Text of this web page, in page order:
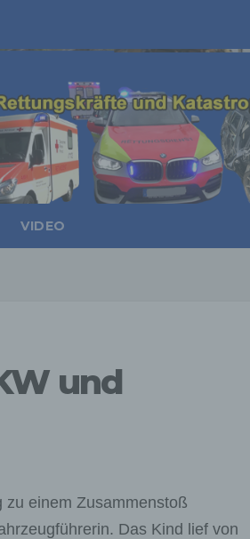
VIDEO
und
einem Zusammenstoß
Das Kind lief von